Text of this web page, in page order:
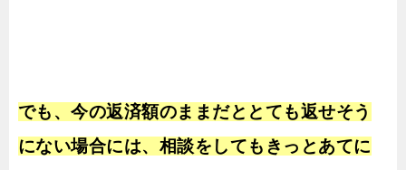
でも、今の返済額のままだととても返せそう
にない場合には、相談をしてもきっとあてに